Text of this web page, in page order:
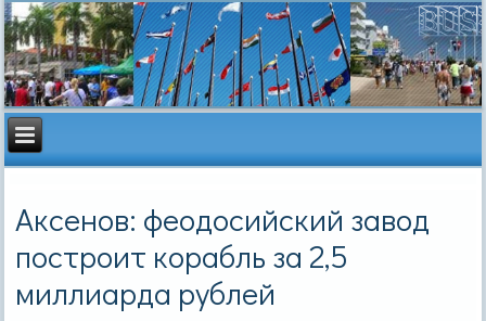
Аксенов: феодосийский завод
построит корабль за 2,5
миллиарда рублей